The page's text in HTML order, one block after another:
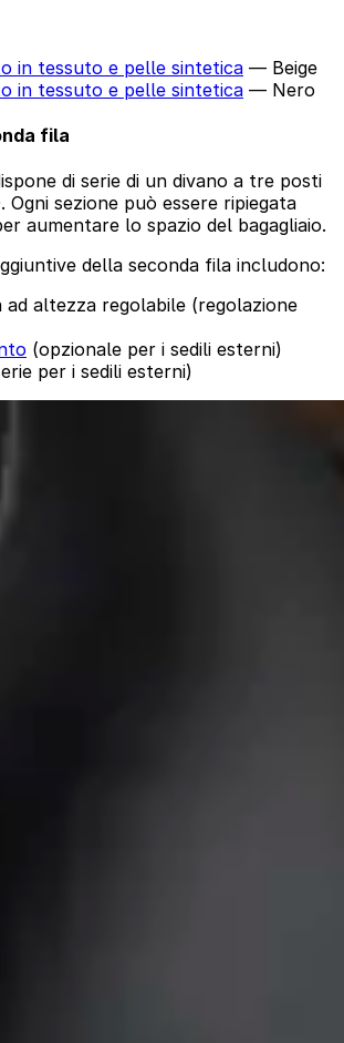
in tessuto e pelle sintetica — Beige
in tessuto e pelle sintetica — Nero
fila
di serie di un divano a tre posti
sezione può essere ripiegata
aumentare lo spazio del bagagliaio.
della seconda fila includono:
ad altezza regolabile (regolazione
(opzionale per i sedili esterni)
per i sedili esterni)